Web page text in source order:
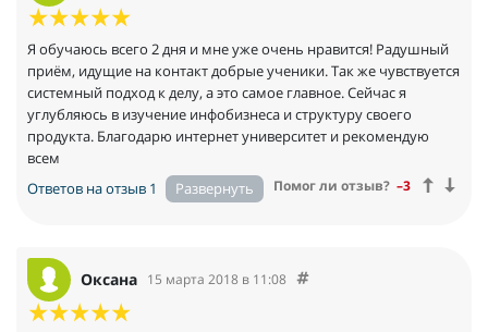
Я обучаюсь всего 2 дня и мне уже очень нравится! Радушный
приём, идущие на контакт добрые ученики. Так же чувствуется
системный подход к делу, а это самое главное. Сейчас я
углубляюсь в изучение инфобизнеса и структуру своего
продукта. Благодарю интернет университет и рекомендую
всем
Ответов на отзыв 1
Помог ли отзыв? –3
Оксана 15 марта 2018 в 11:08